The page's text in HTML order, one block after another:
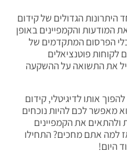
הגדולים של קידום
המודעות והקמפיינים באופן
הפרסום המתקדמים של
לקוחות פוטנציאלים
את התשואה על ההשקעה
אותו לדיגיטלי, קידום
מאפשר לכם להיות נוכחים
ולהתאים את הקמפיינים
למה אתם מחכים? התחילו
היום!